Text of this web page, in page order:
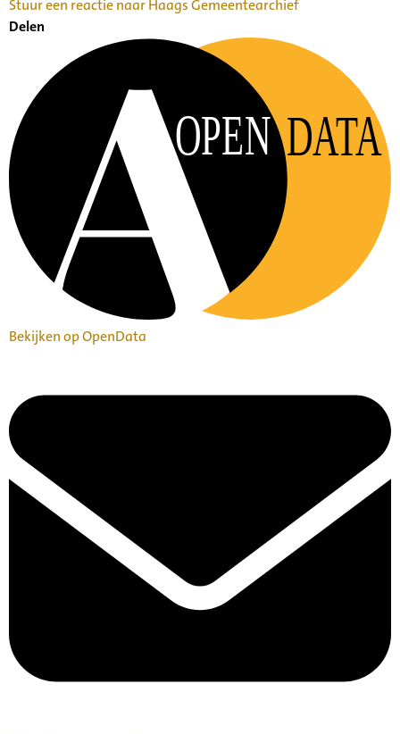
Stuur een reactie naar Haags Gemeentearchief
Delen
OPEN DATA
Bekijken op OpenData